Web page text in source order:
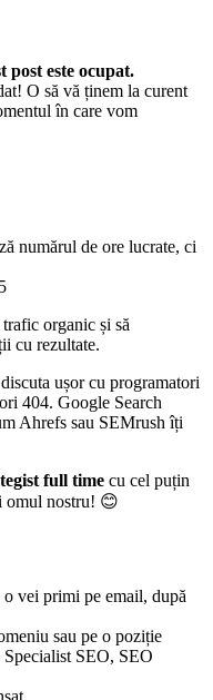
post este ocupat.
O să vă ținem la curent
în care vom
numărul de ore lucrate, ci
organic și să
cu rezultate.
ușor cu programatori
404. Google Search
Ahrefs sau SEMrush îți
full time cu cel puțin
omul nostru! 😊
o vei primi pe email, după
sau pe o poziție
Specialist SEO, SEO